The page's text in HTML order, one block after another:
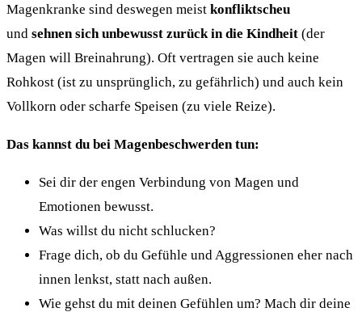
Magenkranke sind deswegen meist konfliktscheu
und sehnen sich unbewusst zurück in die Kindheit (der
Magen will Breinahrung). Oft vertragen sie auch keine
Rohkost (ist zu unsprünglich, zu gefährlich) und auch kein
Vollkorn oder scharfe Speisen (zu viele Reize).
Das kannst du bei Magenbeschwerden tun:
Sei dir der engen Verbindung von Magen und
Emotionen bewusst.
Was willst du nicht schlucken?
Frage dich, ob du Gefühle und Aggressionen eher nach
innen lenkst, statt nach außen.
Wie gehst du mit deinen Gefühlen um? Mach dir deine